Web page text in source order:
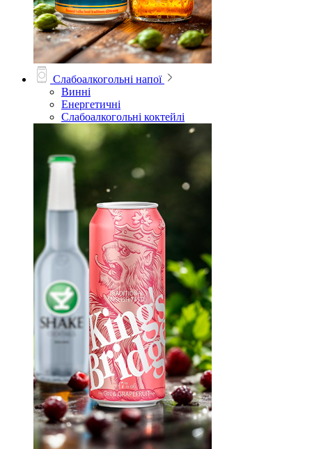
Слабоалкогольні напої
Винні
Енергетичні
Слабоалкогольні коктейлі